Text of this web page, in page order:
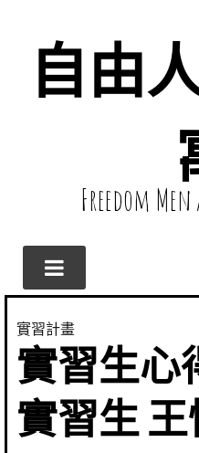
自由
Freedom
實習計畫
實習生心
實習生